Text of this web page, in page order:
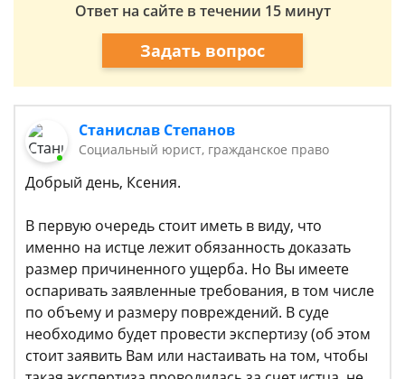
Ответ на сайте в течении 15 минут
Задать вопрос
Станислав Степанов
Социальный юрист, гражданское право
Добрый день, Ксения.
В первую очередь стоит иметь в виду, что
именно на истце лежит обязанность доказать
размер причиненного ущерба. Но Вы имеете
оспаривать заявленные требования, в том числе
по объему и размеру повреждений. В суде
необходимо будет провести экспертизу (об этом
стоит заявить Вам или настаивать на том, чтобы